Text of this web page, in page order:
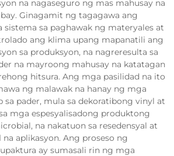
na nagaseguro ng mas mahusay na
Ginagamit ng tagagawa ang
sa paghawak ng materyales at
ang klima upang mapanatili ang
sa produksyon, na nagreresulta sa
na mayroong mahusay na katatagan
hitsura. Ang mga pasilidad na ito
ng malawak na hanay ng mga
sa pader, mula sa dekoratibong vinyl at
mga espesyalisadong produktong
na nakatuon sa resedensyal at
na aplikasyon. Ang proseso ng
ay sumasali rin ng mga